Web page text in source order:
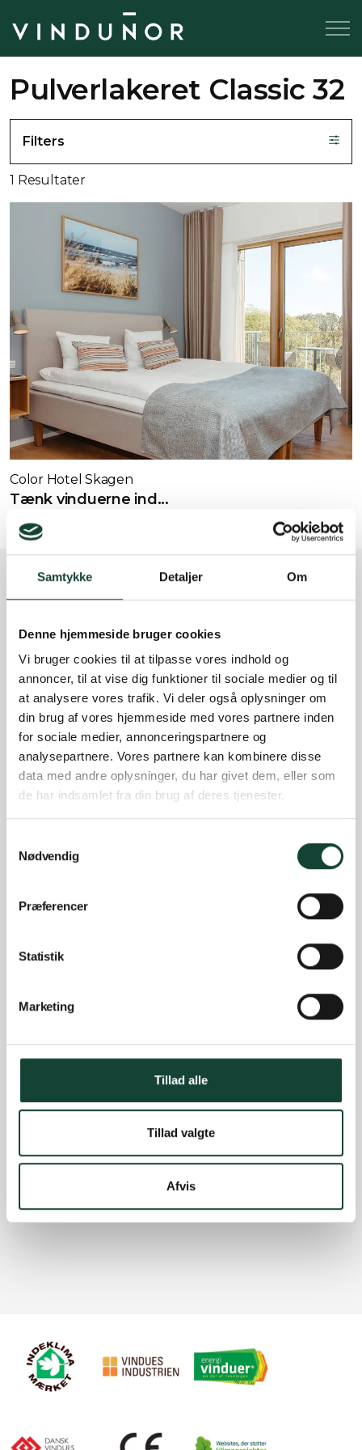
Samtykke Detaljer Om
Denne hjemmeside bruger cookies
Vi bruger cookies til at tilpasse vores indhold og
annoncer, til at vise dig funktioner til sociale medier og til
at analysere vores trafik. Vi deler også oplysninger om
din brug af vores hjemmeside med vores partnere inden
for sociale medier, annonceringspartnere og
analysepartnere. Vores partnere kan kombinere disse
data med andre oplysninger, du har givet dem, eller som
de har indsamlet fra din brug af deres tjenester.
Nødvendig
Præferencer
Statistik
Marketing
Tillad alle
Tillad valgte
Afvis
Pulverlakeret Classic 32
Filters
1 Resultater
Color Hotel Skagen
Tænk vinduerne ind...
Vindunor A/S
Ålborgvej 86
ordre@vindunor.dk
CVR 41 92 07 85
Se alle vores lokationer
Kom videre
Find medarbejder
Vores udstillinger
Referencer
Nyhedsmail
Følg os
https://dk.pinterest.com/